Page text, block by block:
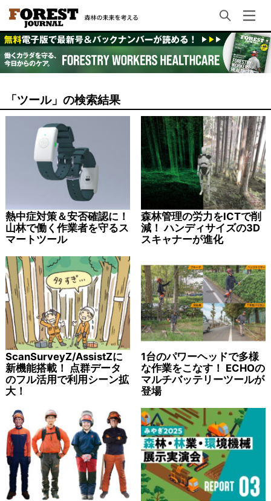
「ツール」の検索結果
熱中症対策＆安否確認に！
山林で働く作業者を守るス
マートツール
森林管理の労力をICTで削
減！ ハンディサイズの3D
スキャナーが進化
ScanSurveyZ/AssistZに
新機能搭載！ 点群データ
のフル活用で利用シーン拡
大！
1台のパワーヘッドで多様
な作業をこなす！ ECHOの
マルチバッテリーツールが
登場